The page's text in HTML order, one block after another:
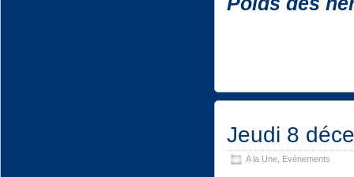
Jeudi 8
A la Une Evénements